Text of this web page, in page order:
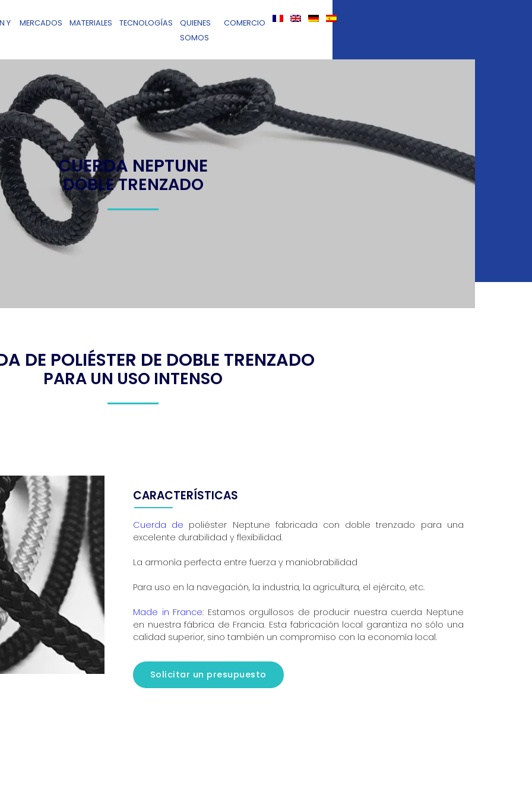
Y MERCADOS MATERIALES TECNOLOGÍAS
QUIENES
SOMOS
COMERCIO
CUERDA NEPTUNE
DOBLE TRENZADO
DE POLIÉSTER DE DOBLE TRENZADO
PARA UN USO INTENSO
CARACTERÍSTICAS
Cuerda de poliéster Neptune fabricada con doble trenzado para una
excelente durabilidad y flexibilidad.
La armonía perfecta entre fuerza y maniobrabilidad
Para uso en la navegación, la industria, la agricultura, el ejército, etc.
Made in France: Estamos orgullosos de producir nuestra cuerda Neptune
en nuestra fábrica de Francia. Esta fabricación local garantiza no sólo una
calidad superior, sino también un compromiso con la economía local.
Solicitar un presupuesto